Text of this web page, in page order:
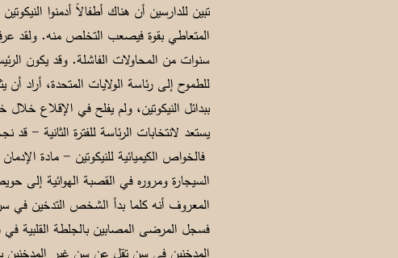
المتعاطي بقوة فيصعب التخلص منه. ولقد
سنوات من المحاولات الفاشلة. وقد يكون
يستعد لانتخابات الرئاسة للفترة الثانية -
فالخواص الكيميائية للنيكوتين - مادة
السيجارة ومروره في القصبة الهوائية إلى
المعروف أنه كلما بدأ الشخص التدخين في
المدخنين في سن تقل عن سن غير